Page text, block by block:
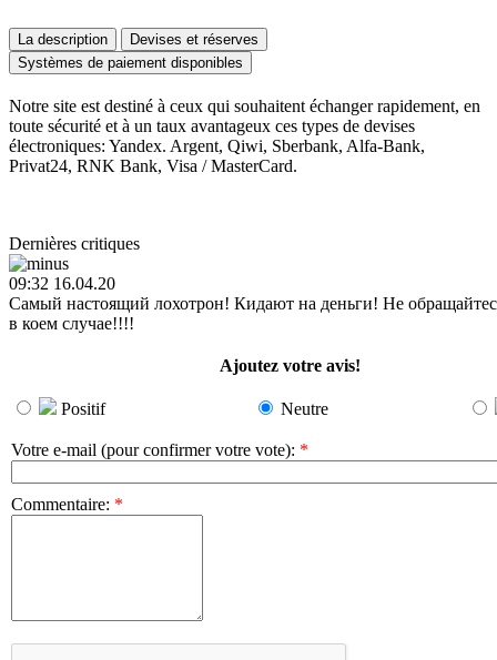
La description
Devises et réserves
Systèmes de paiement disponibles
Notre site est destiné à ceux qui souhaitent échanger rapidement, en
toute sécurité et à un taux avantageux ces types de devises
électroniques: Yandex. Argent, Qiwi, Sberbank, Alfa-Bank,
Privat24, RNK Bank, Visa / MasterCard.
Dernières critiques
09:32 16.04.20
Самый настоящий лохотрон! Кидают на деньги! Не
в коем случае!!!!
Ajoutez votre avis!
Positif Neutre
Votre e-mail (pour confirmer votre vote): *
Commentaire: *